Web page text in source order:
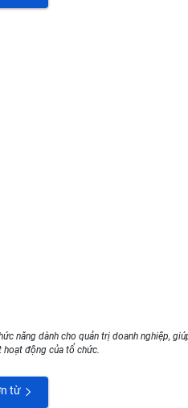
năng dành cho quản trị doanh nghiệp,
hoạt động của tổ chức.
từ